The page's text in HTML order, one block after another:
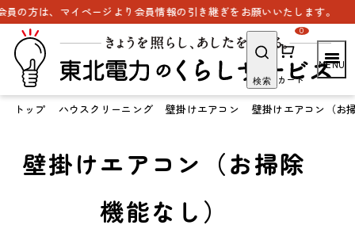
ジより会員情報の引き継ぎをお願いいたします。
検索 カート
0
トップ ハウスクリーニング 壁掛けエアコン 壁掛けエアコン（お
壁掛けエアコン（お掃除
機能なし）